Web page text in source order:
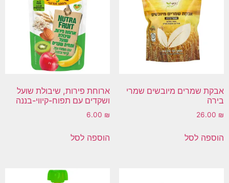
אבקת שמרים מיובשים שמרי
בירה
26.00 ₪
הוספה לסל
ארוחת פירות, שיבולת שועל
ושקדים עם תפוח-קיווי-בננה
6.00 ₪
הוספה לסל